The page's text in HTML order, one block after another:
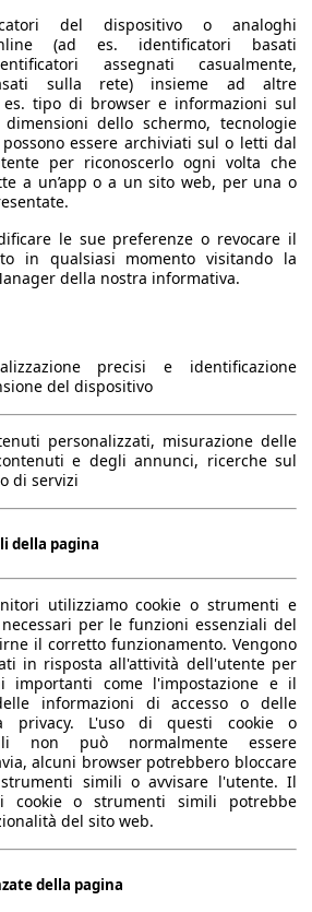
88 kW (120 PS)
h)
10.2s
h)
195 km/h
6
280 nm
1598 ccm
Diesel
4350 mm
1460 mm
-
5
-
freni) -
freni)
600 kg
350 - 1150 l
118 g/km (komb.)
5.1 l/100km
4.5 l/100km
4.5 l/100km
del dispositivo o analoghi
(ad es. identificatori basati
assegnati casualmente,
sulla rete) insieme ad altre
es. tipo di browser e informazioni sul
dello schermo, tecnologie
essere archiviati sul o letti dal
per riconoscerlo ogni volta che
a un’app o a un sito web, per una o
le sue preferenze o revocare il
in qualsiasi momento visitando la
della nostra informativa.
precisi e identificazione
del dispositivo
personalizzati, misurazione delle
e degli annunci, ricerche sul
di servizi
della pagina
utilizziamo cookie o strumenti e
per le funzioni essenziali del
il corretto funzionamento. Vengono
in risposta all'attività dell'utente per
importanti come l'impostazione e il
informazioni di accesso o delle
privacy. L'uso di questi cookie o
non può normalmente essere
alcuni browser potrebbero bloccare
simili o avvisare l'utente. Il
cookie o strumenti simili potrebbe
del sito web.
della pagina